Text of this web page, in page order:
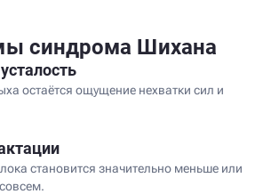
синдрома Шихана
остаётся ощущение нехватки сил и
становится значительно меньше или